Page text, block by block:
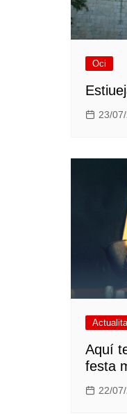
Oci
23/
Aquí
festa
22/